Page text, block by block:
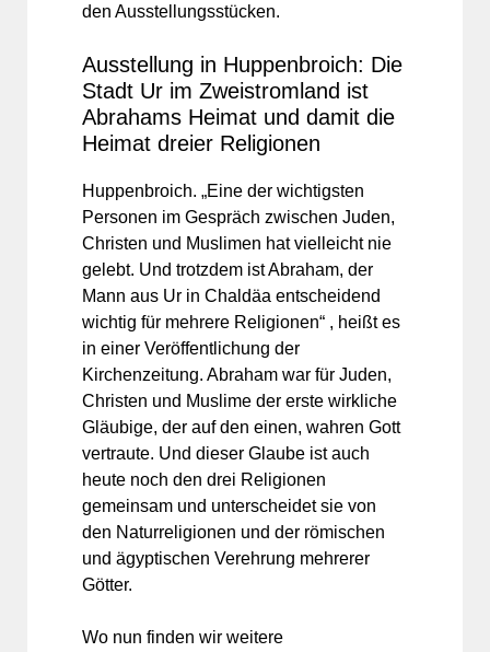
den Ausstellungsstücken.
Ausstellung in Huppenbroich: Die
Stadt Ur im Zweistromland ist
Abrahams Heimat und damit die
Heimat dreier Religionen
Huppenbroich. „Eine der wichtigsten
Personen im Gespräch zwischen Juden,
Christen und Muslimen hat vielleicht nie
gelebt. Und trotzdem ist Abraham, der
Mann aus Ur in Chaldäa entscheidend
wichtig für mehrere Religionen“ , heißt es
in einer Veröffentlichung der
Kirchenzeitung. Abraham war für Juden,
Christen und Muslime der erste wirkliche
Gläubige, der auf den einen, wahren Gott
vertraute. Und dieser Glaube ist auch
heute noch den drei Religionen
gemeinsam und unterscheidet sie von
den Naturreligionen und der römischen
und ägyptischen Verehrung mehrerer
Götter.
Wo nun finden wir weitere